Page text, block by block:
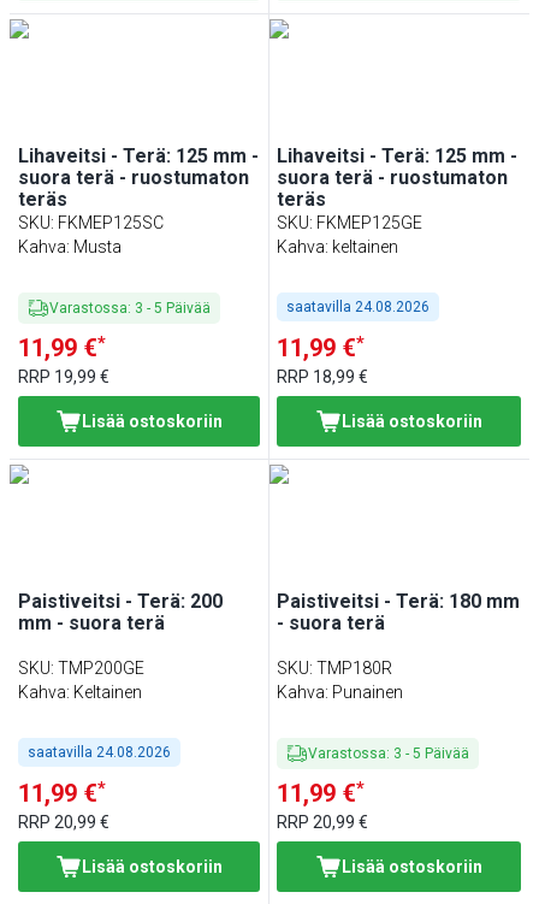
Lihaveitsi - Terä: 125 mm -
suora terä - ruostumaton
teräs
SKU: FKMEP125SC
Kahva: Musta
Varastossa: 3 - 5 Päivää
11,99 €*
RRP 19,99 €
Lisää ostoskoriin
Lihaveitsi - Terä: 125 mm -
suora terä - ruostumaton
teräs
SKU: FKMEP125GE
Kahva: keltainen
saatavilla 24.08.2026
11,99 €*
RRP 18,99 €
Lisää ostoskoriin
Paistiveitsi - Terä: 200
mm - suora terä
SKU: TMP200GE
Kahva: Keltainen
saatavilla 24.08.2026
11,99 €*
RRP 20,99 €
Lisää ostoskoriin
Paistiveitsi - Terä: 180 mm
- suora terä
SKU:TMP180R
Kahva: Punainen
Varastossa: 3 -5 Päivää
11,99 €*
RRP20,99 €
Lisää ostoskoriin